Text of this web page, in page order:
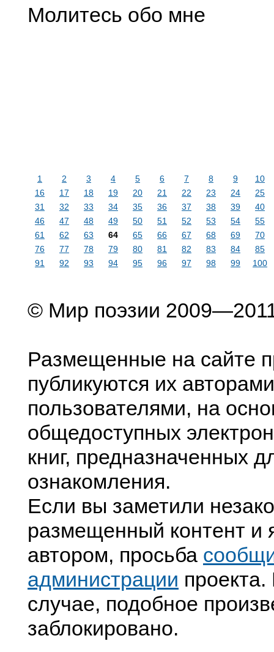
Молитесь обо мне
1 2 3 4 5 6 7 8 9
10
16
17 18 19 20 21 22 23 24
25
31
32 33 34 35 36 37 38 39
40
46
47 48 49 50 51 52 53 54
55
61
62 63 64 65 66 67 68 69
70
76
77 78 79 80 81 82 83 84
85
91
92 93 94 95 96 97 98 99 100
© Мир поэзии
Размещенные на сайте
публикуются их
пользователями, на
общедоступных
книг, предназначенных
ознакомления.
Если вы заметили
размещенный контент и
автором, просьба
администрации
случае, подобное
заблокировано.